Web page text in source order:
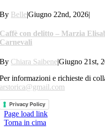
By Belle|Giugno 22nd, 2026|
Caffè con delitto – Marzia
Carnevali
By Chiara Saibene|Giugno 21st,
Per informazioni e richieste di
arstorica@gmail.com
Privacy Policy
Page load link
Torna in cima